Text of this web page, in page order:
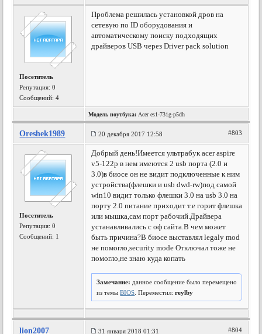
Посетитель
Репутация:0
Сообщений: 4
Проблема решилась установкой дров на
сетевую по ID оборудования и
автоматическому поиску подходящих
драйверов USB через Driver pack solution
Модель ноутбука: Acer es1-731g-p5dh
Oreshek1989 20 декабря 2017 12:58 #803
Посетитель
Репутация:0
Сообщений: 1
Добрый день!Имеется ультрабук acer aspire
v5-122p в нем имеются 2 usb порта (2.0 и
3.0)в биосе он не видит подключенные к ним
устройства(флешки и usb dwd-rw)под самой
win10 видит только флешки 3.0 на usb 3.0 на
порту 2.0 питание приходит т.е горит флешка
или мышка,сам порт рабочий.Драйвера
устанавливались с оф сайта.В чем может
быть причина?В биосе выставлял legaly mod
не помогло,security mode Отключал тоже не
помогло,не знаю куда копать
Замечание: данное сообщение было перемещено
из темыBIOS . Переместил:reylby
lion2007 31 января 2018 01:31 #804